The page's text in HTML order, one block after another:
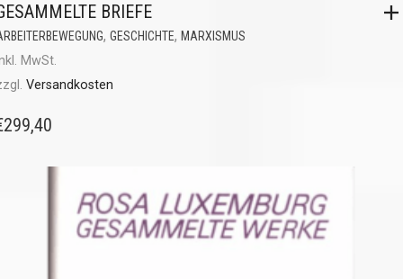
BRIEFE
, GESCHICHTE, MARXISMUS
MwSt.
Versandkosten
299,40